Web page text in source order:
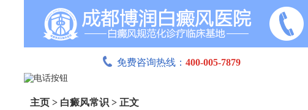
免费咨询热线： 400-005-7879
主页 > 白癜风常识 > 正文